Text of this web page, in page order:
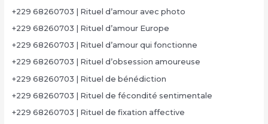
+229 68260703 | Rituel d’amour avec photo
+229 68260703 | Rituel d’amour Europe
+229 68260703 | Rituel d’amour qui fonctionne
+229 68260703 | Rituel d’obsession amoureuse
+229 68260703 | Rituel de bénédiction
+229 68260703 | Rituel de fécondité sentimentale
+229 68260703 | Rituel de fixation affective